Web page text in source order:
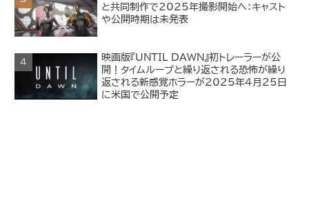
と共同制作で2025年撮影開始へ：キャスト
や公開時期は未発表
映画版『UNTIL DAWN』初トレーラーが公
開！タイムループと繰り返される恐怖が繰り
返される新感覚ホラーが2025年4月25日
に米国で公開予定